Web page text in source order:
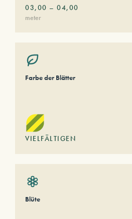
03,00 – 04,00
meter
Farbe der Blätter
VIELFÄLTIGEN
Blüte